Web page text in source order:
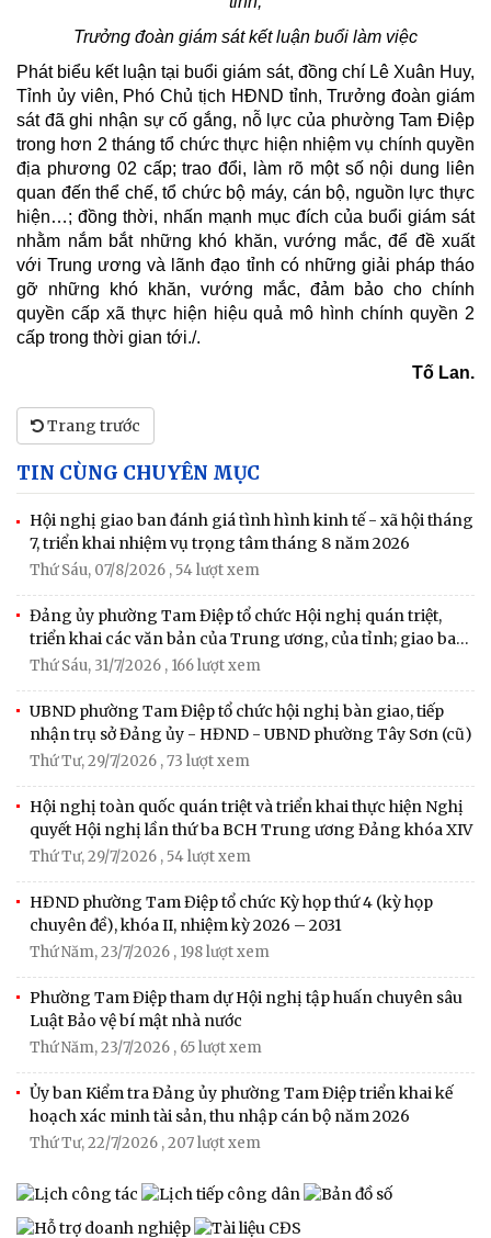
Trưởng đoàn giám sát kết luận buổi làm việc
Phát biểu kết luận tại buổi giám sát, đồng chí Lê Xuân Huy,
Tỉnh ủy viên, Phó Chủ tịch HĐND tỉnh, Trưởng đoàn giám
sát đã ghi nhận sự cố gắng, nỗ lực của phường Tam Điệp
trong hơn 2 tháng tổ chức thực hiện nhiệm vụ chính quyền
địa phương 02 cấp; trao đổi, làm rõ một số nội dung liên
quan đến thể chế, tổ chức bộ máy, cán bộ, nguồn lực thực
hiện…; đồng thời, nhấn mạnh mục đích của buổi giám sát
nhằm nắm bắt những khó khăn, vướng mắc, để đề xuất
với Trung ương và lãnh đạo tỉnh có những giải pháp tháo
gỡ những khó khăn, vướng mắc, đảm bảo cho chính
quyền cấp xã thực hiện hiệu quả mô hình chính quyền 2
cấp trong thời gian tới./.
Tố Lan.
Trang trước
TIN CÙNG CHUYÊN MỤC
Hội nghị giao ban đánh giá tình hình kinh tế - xã hội tháng
7, triển khai nhiệm vụ trọng tâm tháng 8 năm 2026
Thứ Sáu, 07/8/2026 , 54 lượt xem
Đảng ủy phường Tam Điệp tổ chức Hội nghị quán triệt,
triển khai các văn bản của Trung ương, của tỉnh; giao ban
công tác tháng 7, triển khai nhiệm vụ tháng 8 năm 2026
Thứ Sáu, 31/7/2026 , 166 lượt xem
UBND phường Tam Điệp tổ chức hội nghị bàn giao, tiếp
nhận trụ sở Đảng ủy - HĐND - UBND phường Tây Sơn (cũ)
Thứ Tư, 29/7/2026 , 73 lượt xem
Hội nghị toàn quốc quán triệt và triển khai thực hiện Nghị
quyết Hội nghị lần thứ ba BCH Trung ương Đảng khóa XIV
Thứ Tư, 29/7/2026 , 54 lượt xem
HĐND phường Tam Điệp tổ chức Kỳ họp thứ 4 (kỳ họp
chuyên đề), khóa II, nhiệm kỳ 2026 – 2031
Thứ Năm, 23/7/2026 , 198 lượt xem
Phường Tam Điệp tham dự Hội nghị tập huấn chuyên sâu
Luật Bảo vệ bí mật nhà nước
Thứ Năm, 23/7/2026 , 65 lượt xem
Ủy ban Kiểm tra Đảng ủy phường Tam Điệp triển khai kế
hoạch xác minh tài sản, thu nhập cán bộ năm 2026
Thứ Tư, 22/7/2026 , 207 lượt xem